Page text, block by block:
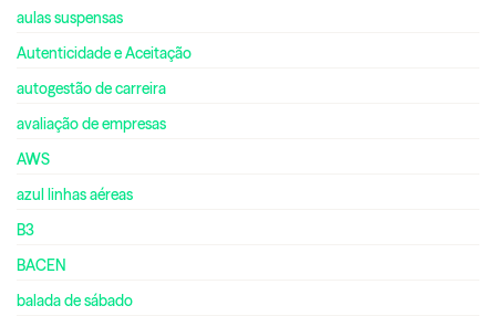
aulas suspensas
Autenticidade e Aceitação
autogestão de carreira
avaliação de empresas
AWS
azul linhas aéreas
B3
BACEN
balada de sábado